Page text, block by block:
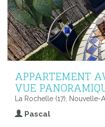
APPARTEMENT
VUE
La Rochelle (17), Nouvelle-
Pascal